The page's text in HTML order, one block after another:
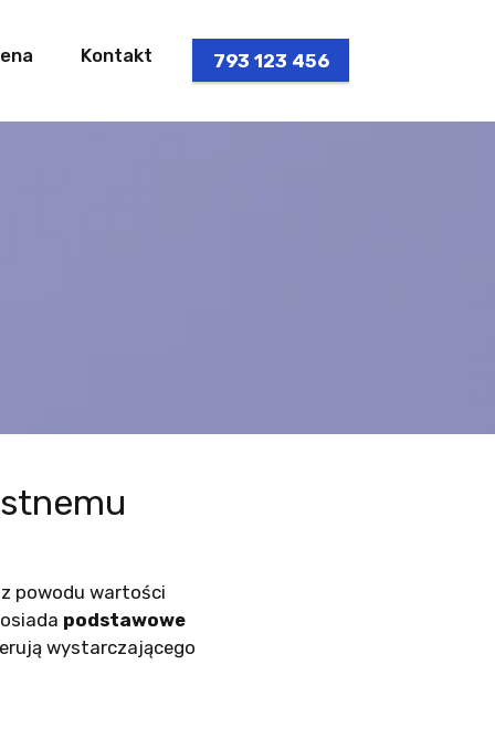
Kontakt 793 123 456
powodu wartości
podstawowe
wystarczającego